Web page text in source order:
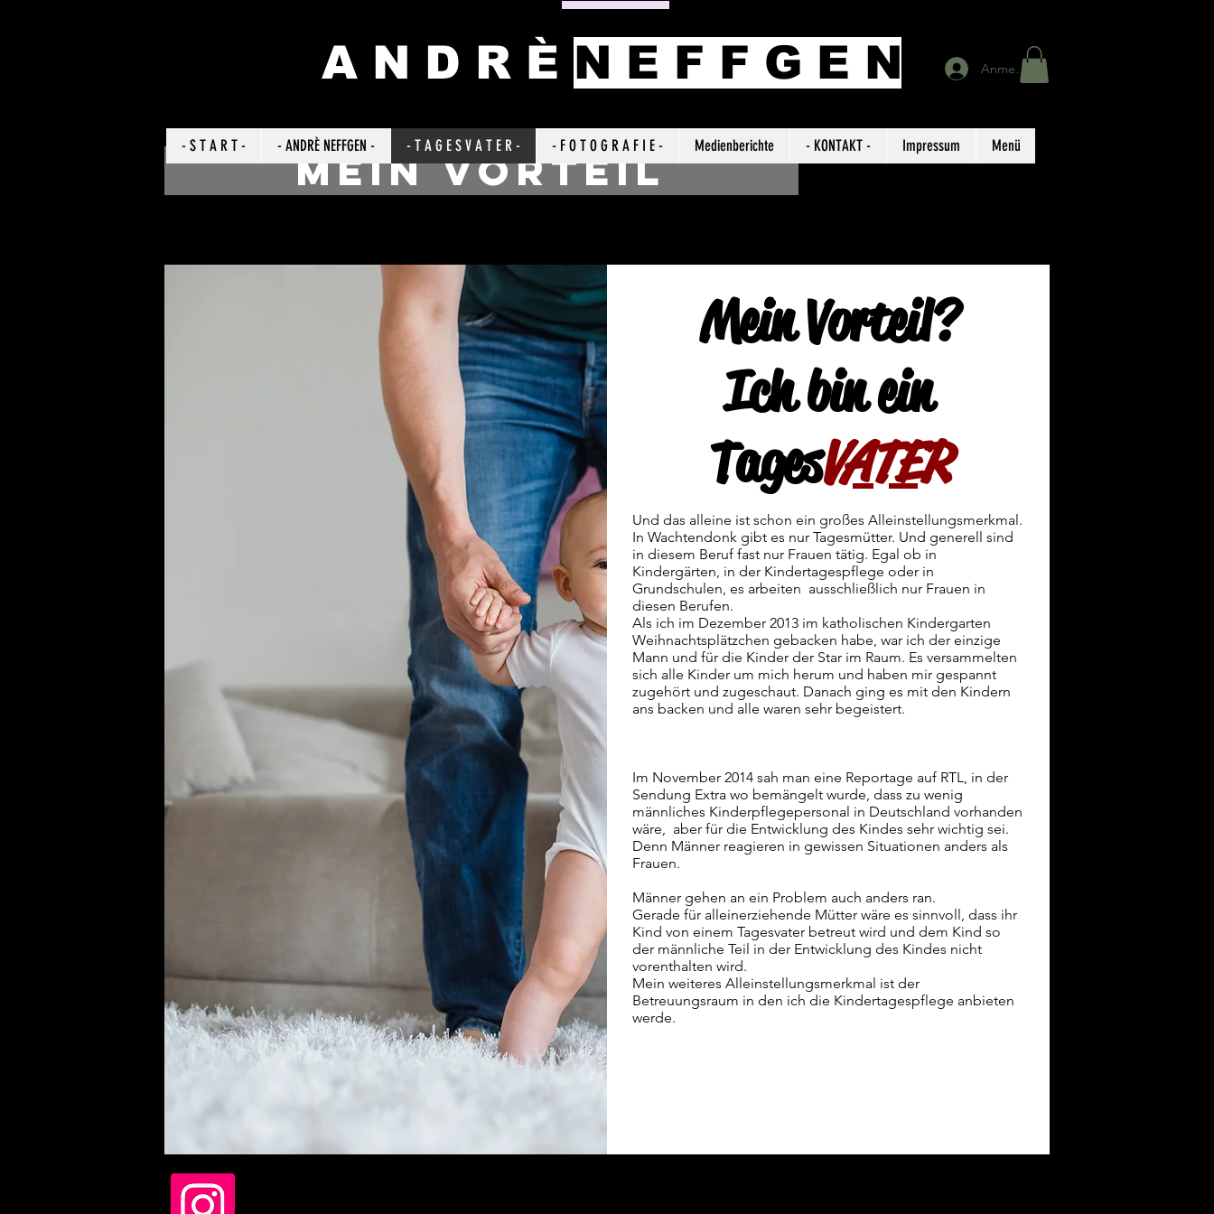
- S T A R T - - ANDRÈ NEFFGEN - - T A G E S V A T E R - - F O T O G R A F I E - Medienberichte - KONTAKT - Impressum Menü
A N D R È N E F F G E N Anmelden
Mein Vorteil
Mein Vorteil?
Ich bin ein
TagesVATER
Und das alleine ist schon ein großes Alleinstellungsmerkmal.
In Wachtendonk gibt es nur Tagesmütter. Und generell sind
in diesem Beruf fast nur Frauen tätig. Egal ob in
Kindergärten, in der Kindertagespflege oder in
Grundschulen, es arbeiten ausschließlich nur Frauen in
diesen Berufen.
Als ich im Dezember 2013 im katholischen Kindergarten
Weihnachtsplätzchen gebacken habe, war ich der einzige
Mann und für die Kinder der Star im Raum. Es versammelten
sich alle Kinder um mich herum und haben mir gespannt
zugehört und zugeschaut. Danach ging es mit den Kindern
ans backen und alle waren sehr begeistert.
Im November 2014 sah man eine Reportage auf RTL, in der
Sendung Extra wo bemängelt wurde, dass zu wenig
männliches Kinderpflegepersonal in Deutschland vorhanden
wäre, aber für die Entwicklung des Kindes sehr wichtig sei.
Denn Männer reagieren in gewissen Situationen anders als
Frauen.
Männer gehen an ein Problem auch anders ran.
Gerade für alleinerziehende Mütter wäre es sinnvoll, dass ihr
Kind von einem Tagesvater betreut wird und dem Kind so
der männliche Teil in der Entwicklung des Kindes nicht
vorenthalten wird.
Mein weiteres Alleinstellungsmerkmal ist der
Betreuungsraum in den ich die Kindertagespflege anbieten
werde.